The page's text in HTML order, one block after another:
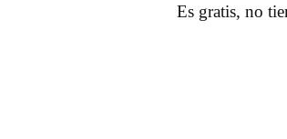
Es gratis, no